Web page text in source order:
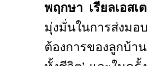
พฤกษา เรียลเอส
มุ่งมั่นในการส่งม
ต้องการของลูกบ้